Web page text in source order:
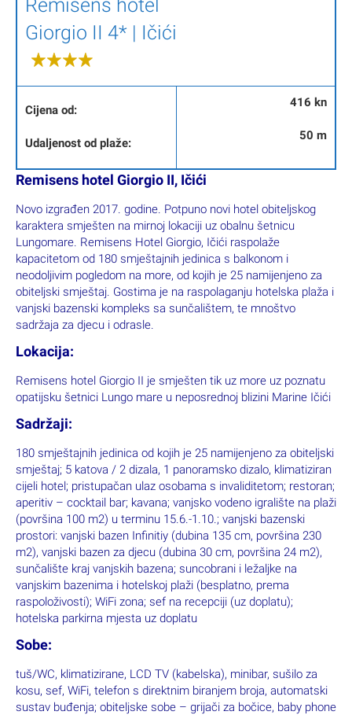
Remisens hotel
Giorgio II 4* | Ičići
Cijena od:
Udaljenost od plaže:
416 kn
50 m
Remisens hotel Giorgio II, Ičići
Novo izgrađen 2017. godine. Potpuno novi hotel obiteljskog
karaktera smješten na mirnoj lokaciji uz obalnu šetnicu
Lungomare. Remisens Hotel Giorgio, Ičići raspolaže
kapacitetom od 180 smještajnih jedinica s balkonom i
neodoljivim pogledom na more, od kojih je 25 namijenjeno za
obiteljski smještaj. Gostima je na raspolaganju hotelska plaža i
vanjski bazenski kompleks sa sunčalištem, te mnoštvo
sadržaja za djecu i odrasle.
Lokacija:
Remisens hotel Giorgio II je smješten tik uz more uz poznatu
opatijsku šetnici Lungo mare u neposrednoj blizini Marine Ičići
Sadržaji:
180 smještajnih jedinica od kojih je 25 namijenjeno za obiteljski
smještaj; 5 katova / 2 dizala, 1 panoramsko dizalo, klimatiziran
cijeli hotel; pristupačan ulaz osobama s invaliditetom; restoran;
aperitiv – cocktail bar; kavana; vanjsko vodeno igralište na plaži
(površina 100 m2) u terminu 15.6.-1.10.; vanjski bazenski
prostori: vanjski bazen Infinitiy (dubina 135 cm, površina 230
m2), vanjski bazen za djecu (dubina 30 cm, površina 24 m2),
sunčalište kraj vanjskih bazena; suncobrani i ležaljke na
vanjskim bazenima i hotelskoj plaži (besplatno, prema
raspoloživosti); WiFi zona; sef na recepciji (uz doplatu);
hotelska parkirna mjesta uz doplatu
Sobe:
tuš/WC, klimatizirane, LCD TV (kabelska), minibar, sušilo za
kosu, sef, WiFi, telefon s direktnim biranjem broja, automatski
sustav buđenja; obiteljske sobe – grijači za bočice, baby phone